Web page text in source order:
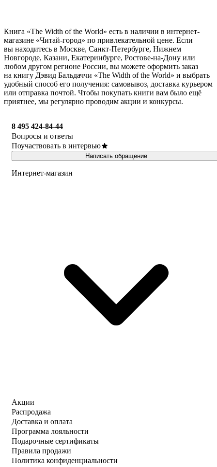
Книга «The Width of the World» есть в наличии в интернет-
магазине «Читай-город» по привлекательной цене. Если
вы находитесь в Москве, Санкт-Петербурге, Нижнем
Новгороде, Казани, Екатеринбурге, Ростове-на-Дону или
любом другом регионе России, вы можете оформить заказ
на книгу Дэвид Бальдаччи «The Width of the World» и выбрать
удобный способ его получения: самовывоз, доставка курьером
или отправка почтой. Чтобы покупать книги вам было ещё
приятнее, мы регулярно проводим акции и конкурсы.
8 495 424-84-44
Вопросы и ответы
Поучаствовать в интервью
Написать обращение
Интернет-магазин
Акции
Распродажа
Доставка и оплата
Программа лояльности
Подарочные сертификаты
Правила продажи
Политика конфиденциальности